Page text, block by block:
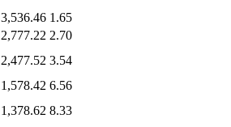
3,536.46 1.65
2,777.22 2.70
2,477.52 3.54
1,578.42 6.56
1,378.62 8.33